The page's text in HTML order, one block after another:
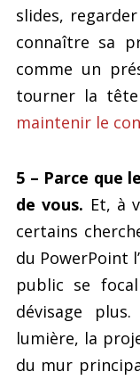
slides,
connaître sa
comme un
tourner la
maintenir le
5 – Parce que
de vous. Et, à
certains
du PowerPoint
public se
dévisage
lumière, la
du mur